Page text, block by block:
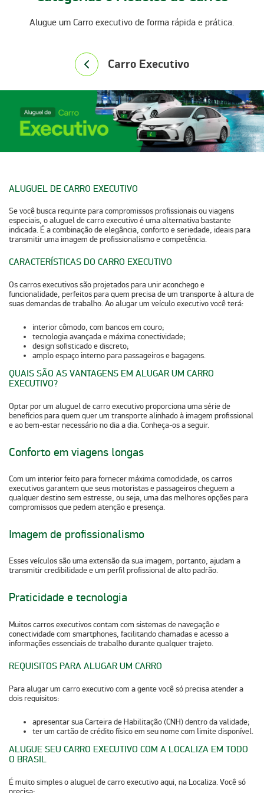
Alugue um Carro executivo de forma rápida e prática.
Carro Executivo
ALUGUEL DE CARRO EXECUTIVO
Se você busca requinte para compromissos profissionais ou viagens
especiais, oaluguel de carro executivoé uma alternativa bastante
indicada. É a combinação de elegância, conforto e seriedade, ideais para
transmitir uma imagem de profissionalismo e competência.
CARACTERÍSTICAS DO CARRO EXECUTIVO
Os carros executivos são projetados para unir aconchego e
funcionalidade, perfeitos para quem precisa de um transporte à altura de
suas demandas de trabalho. Ao alugar um veículo executivo você terá:
interior cômodo, com bancos em couro;
tecnologia avançada e máxima conectividade;
design sofisticado e discreto;
amplo espaço interno para passageiros e bagagens.
QUAIS SÃO AS VANTAGENS EM ALUGAR UM CARRO
EXECUTIVO?
Optar por um aluguel de carro executivo proporciona uma série de
benefícios para quem quer um transporte alinhado à imagem profissional
e ao bem-estar necessário no dia a dia. Conheça-os a seguir.
Conforto em viagens longas
Com um interior feito para fornecer máxima comodidade, os carros
executivos garantem que seus motoristas e passageiros cheguem a
qualquer destino sem estresse, ou seja, uma das melhores opções para
compromissos que pedem atenção e presença.
Imagem de profissionalismo
Esses veículos são uma extensão da sua imagem, portanto, ajudam a
transmitir credibilidade e um perfil profissional de alto padrão.
Praticidade e tecnologia
Muitos carros executivos contam com sistemas de navegação e
conectividade com smartphones, facilitando chamadas e acesso a
informações essenciais de trabalho durante qualquer trajeto.
REQUISITOS PARA ALUGAR UM CARRO
Para alugar um carro executivo com a gente você só precisa atender a
dois requisitos:
apresentar sua Carteira de Habilitação (CNH) dentro da validade;
ter um cartão de crédito físico em seu nome com limite disponível.
ALUGUE SEU CARRO EXECUTIVO COM A LOCALIZA EM TODO
O BRASIL
É muito simples o aluguel de carro executivo aqui, na Localiza. Você só